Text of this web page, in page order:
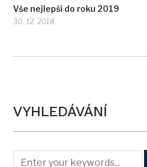
Vše nejlepší do roku 2019
30. 12. 2018
VYHLEDÁVÁNÍ